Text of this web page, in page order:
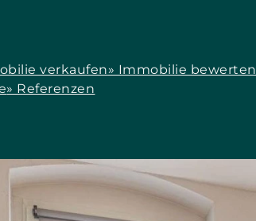
verkaufen» Immobilie bewerten
» Referenzen